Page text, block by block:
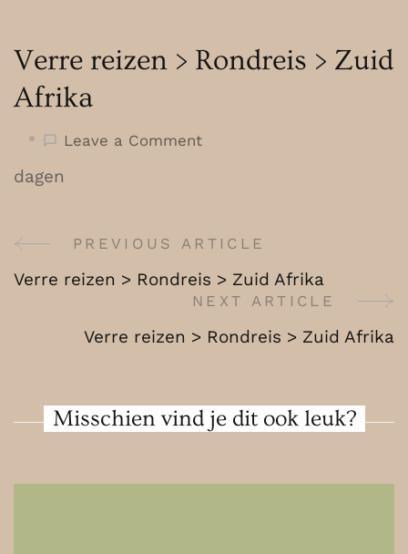
Verre reizen > Rondreis > Zuid
Afrika
Leave a Commenton
Zuid
Afrika
dagen
Post
Navigation
PREVIOUS ARTICLE
Verre reizen > Rondreis > Zuid Afrika
NEXT ARTICLE
Verre reizen > Rondreis > Zuid Afrika
Misschien vind je dit ook leuk?